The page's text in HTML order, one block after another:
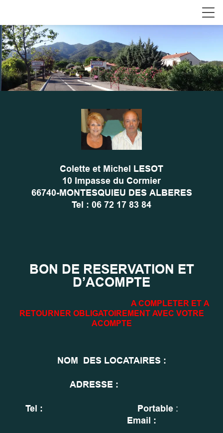
Colette et Michel LESOT
10 Impasse du Cormier
66740-MONTESQUIEU DES ALBERES
Tel : 06 72 17 83 84
BON DE RESERVATION ET
D’ACOMPTE
A COMPLETER ET A
RETOURNER OBLIGATOIREMENT AVEC VOTRE
ACOMPTE
NOM DES LOCATAIRES :
ADRESSE :
Tel : Portable :
Email :